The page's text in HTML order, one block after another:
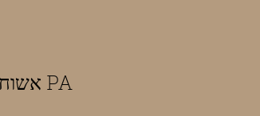
PA אשוח כסוף-אביס אלבה